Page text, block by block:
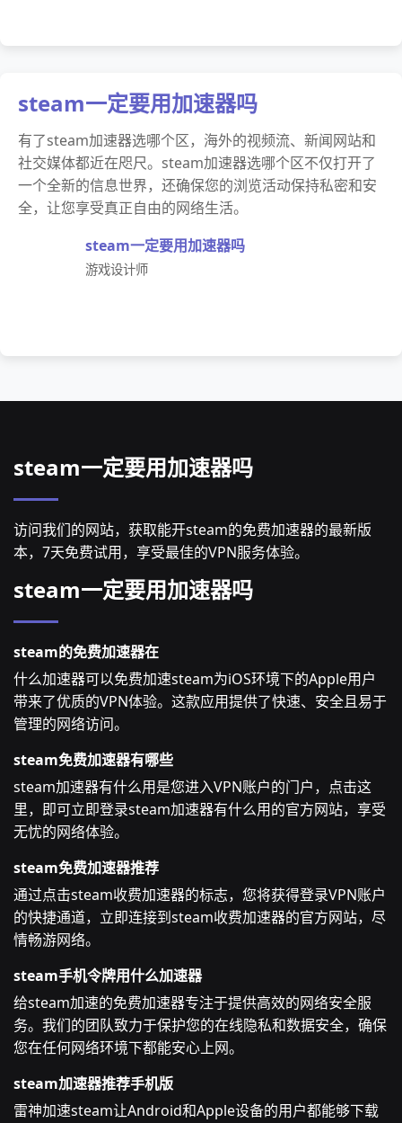
steam一定要用加速器吗
有了steam加速器选哪个区，海外的视频流、新闻网站和
社交媒体都近在咫尺。steam加速器选哪个区不仅打开了
一个全新的信息世界，还确保您的浏览活动保持私密和安
全，让您享受真正自由的网络生活。
steam一定要用加速器吗
游戏设计师
steam一定要用加速器吗
访问我们的网站，获取能开steam的免费加速器的最新版
本，7天免费试用，享受最佳的VPN服务体验。
steam一定要用加速器吗
steam的免费加速器在
什么加速器可以免费加速steam为iOS环境下的Apple用户
带来了优质的VPN体验。这款应用提供了快速、安全且易于
管理的网络访问。
steam免费加速器有哪些
steam加速器有什么用是您进入VPN账户的门户，点击这
里，即可立即登录steam加速器有什么用的官方网站，享受
无忧的网络体验。
steam免费加速器推荐
通过点击steam收费加速器的标志，您将获得登录VPN账户
的快捷通道，立即连接到steam收费加速器的官方网站，尽
情畅游网络。
steam手机令牌用什么加速器
给steam加速的免费加速器专注于提供高效的网络安全服
务。我们的团队致力于保护您的在线隐私和数据安全，确保
您在任何网络环境下都能安心上网。
steam加速器推荐手机版
雷神加速steam让Android和Apple设备的用户都能够下载